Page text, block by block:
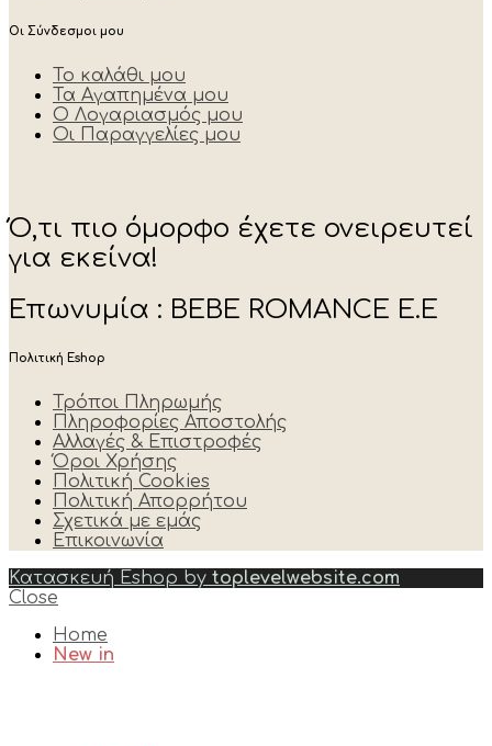
Οι Σύνδεσμοι μου
Το καλάθι μου
Τα Αγαπημένα μου
Ο Λογαριασμός μου
Οι Παραγγελίες μου
Ό,τι πιο όμορφο έχετε ονειρευτεί
για εκείνα!
Επωνυμία : BEBE ROMANCE E.E
Πολιτική Eshop
Τρόποι Πληρωμής
Πληροφορίες Αποστολής
Αλλαγές & Επιστροφές
Όροι Χρήσης
Πολιτική Cookies
Πολιτική Απορρήτου
Σχετικά με εμάς
Επικοινωνία
Κατασκευή Eshop by toplevelwebsite.com
Close
Home
New in